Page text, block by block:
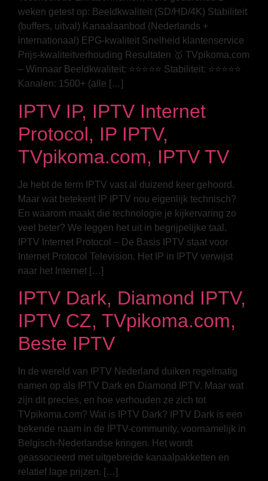
weken getest op: Beeldkwaliteit (SD/HD/4K) Stabiliteit
(buffers, uitval) Kanaalaanbod (Nederlands +
internationaal) EPG-kwaliteit Snelheid klantenservice
Prijs-kwaliteitverhouding Resultaten 🥇 TVpikoma.com
– Winnaar Beeldkwaliteit: ⭐⭐⭐⭐⭐ Stabiliteit: ⭐⭐⭐⭐⭐
Kanalen: 1500+ (alle […]
IPTV IP, IPTV Internet
Protocol, IP IPTV,
TVpikoma.com, IPTV TV
Je hebt de term IPTV vast al duizend keer gehoord.
Maar wat betekent IP IPTV nou eigenlijk technisch?
En waarom maakt die technologie je kijkervaring zo
veel beter? We leggen het uit in begrijpelijke taal.
IPTV Internet Protocol – De Basis IPTV staat voor
Internet Protocol Television. Het IP in IPTV verwijst
naar het Internet […]
IPTV Dark, Diamond IPTV,
IPTV CZ, TVpikoma.com,
Beste IPTV
In de wereld van IPTV Nederland duiken regelmatig
namen op als IPTV Dark en Diamond IPTV. Maar wat
zijn dit precies, en hoe verhouden ze zich tot
TVpikoma.com? Wat is IPTV Dark? IPTV Dark is een
bekende naam in de IPTV-community, voornamelijk in
Belgisch-Nederlandse kringen. Het wordt
geassocieerd met uitgebreide kanaalpakketten en
relatief lage prijzen. […]